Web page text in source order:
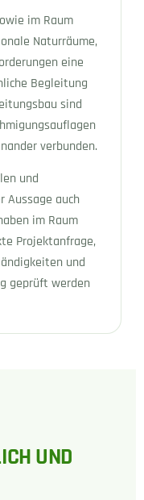
im Raum
Naturräume,
eine
Begleitung
sind
verbunden.
und
Aussage auch
im Raum
Projektanfrage,
und
geprüft werden
UND